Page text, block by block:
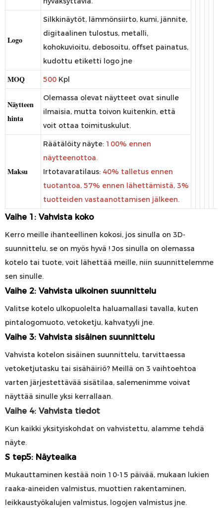
Logo
Silkkinäytöt, lämmönsiirto, kumi, jännite,
digitaalinen tulostus, metalli,
kohokuvioitu, debosoitu, offset painatus,
kudottu etiketti logo jne
MOQ 500 Kpl
Näytteen
hinta
Olemassa olevat näytteet ovat sinulle
ilmaisia, mutta toivon kuitenkin, että
voit ottaa toimituskulut.
Maksu
Räätälöity näyte: 100% ennen
näytteenottoa.
Irtotavaratilaus: 40% talletus ennen
tuotantoa, 57% ennen lähettämistä, 3%
tuotteiden vastaanottamisen jälkeen.
Vaihe 1: Vahvista koko
Kerro meille ihanteellinen kokosi, jos sinulla on 3D-
suunnittelu, se on myös hyvä ! Jos sinulla on olemassa
kotelo tai tuote, voit lähettää meille, niin suunnittelemme
sen sinulle.
Vaihe 2: Vahvista ulkoinen suunnittelu
Valitse kotelo ulkopuolelta haluamallasi tavalla, kuten
pintalogomuoto, vetoketju, kahvatyyli jne.
Vaihe 3: Vahvista sisäinen suunnittelu
Vahvista kotelon sisäinen suunnittelu, tarvittaessa
vetoketjutasku tai sisähäiriö? Meillä on 3 vaihtoehtoa
varten järjestettävää sisätilaa, salemenimme voivat
näyttää sinulle yksi kerrallaan.
Vaihe 4: Vahvista tiedot
Kun kaikki yksityiskohdat on vahvistettu, alamme tehdä
näyte.
S tep5: Näyteaika
Mukauttaminen kestää noin 10-15 päivää, mukaan lukien
raaka-aineiden valmistus, muottien rakentaminen,
leikkaustyökalujen valmistus, logojen valmistus jne.